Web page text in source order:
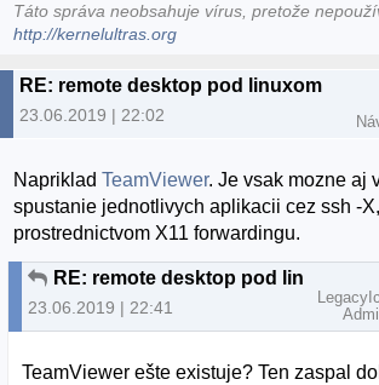
Táto správa neobsahuje vírus, pretože
http://kernelultras.org
RE: remote desktop pod linuxom
23.06.2019 | 22:02
NaprikladTeamViewer. Je vsak mozne aj
spustanie jednotlivych aplikacii cez ssh -
prostrednictvom X11 forwardingu.
23.06.2019 | 22:41
TeamViewer ešte existuje? Ten zaspal